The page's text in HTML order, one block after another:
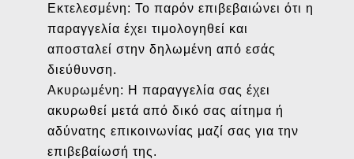
Εκτελεσμένη: Το παρόν επιβεβαιώνει ότι η
παραγγελία έχει τιμολογηθεί και
αποσταλεί στην δηλωμένη από εσάς
διεύθυνση.
Ακυρωμένη: Η παραγγελία σας έχει
ακυρωθεί μετά από δικό σας αίτημα ή
αδύνατης επικοινωνίας μαζί σας για την
επιβεβαίωσή της.